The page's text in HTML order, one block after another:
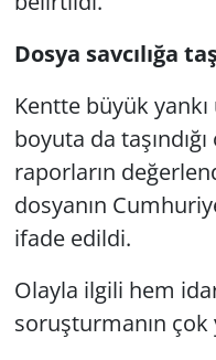
Dosya savcılığa
Kentte büyük yankı
boyuta da
raporların
dosyanın
ifade edildi.
Olayla ilgili hem
soruşturmanın